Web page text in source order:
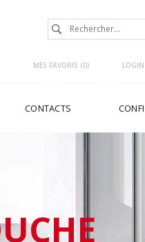
MES FAVORIS (0) LOGIN
CONTACTS